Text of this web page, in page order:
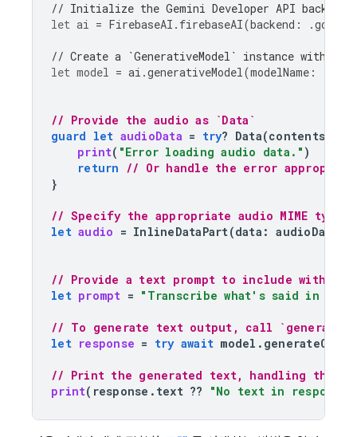
// Initialize the Gemini Developer API backend
let ai = FirebaseAI . firebaseAI(backend : .
// Create a `GenerativeModel` instance with a
let model = ai .generativeModel(modelName :
// Provide the audio as `Data`
guard let audioData = try? Data(contentsOf
print( "Error loading audio data." )
return // Or handle the error
}
// Specify the appropriate audio MIME type
let audio = InlineDataPart(data : audioData
// Provide a text prompt to include with the
let prompt = "Transcribe what's said in
// To generate text output, call
let response = try await model .
// Print the generated text, handling the
print( response . text ?? "No text in